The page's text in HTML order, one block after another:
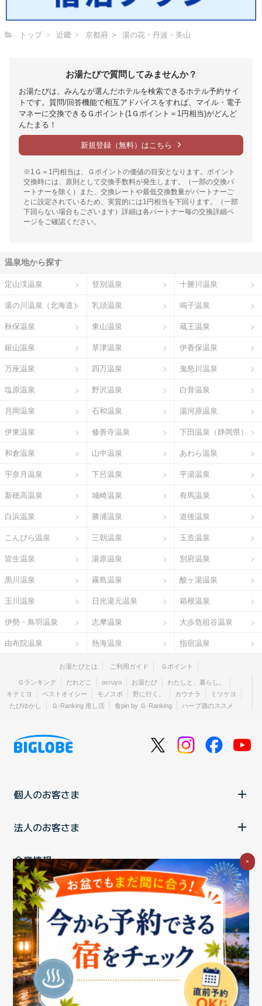
トップ 近畿 京都府 湯の花・丹波・美山
お湯たびで質問してみませんか？
お湯たびは、みんなが選んだホテルを検索できるホテル予約サイ
トです。質問/回答機能で相互アドバイスをすれば、マイル・電子
マネーに交換できるＧポイント(1Ｇポイント＝1円相当)がどんど
んたまる！
新規登録（無料）はこちら
※1Ｇ＝1円相当は、Ｇポイントの価値の目安となります。ポイント
交換時には、原則として交換手数料が発生します。（一部の交換パ
ートナーを除く）また、交換レートや最低交換数量がパートナーご
とに設定されているため、実質的には1円相当を下回ります。（一部
下回らない場合もございます）詳細は各パートナー毎の交換詳細ペ
ージをご確認ください。
温泉地から探す
定山渓温泉 登別温泉 十勝川温泉
湯の川温泉（北海道） 乳頭温泉 鳴子温泉
秋保温泉 東山温泉 蔵王温泉
銀山温泉 草津温泉 伊香保温泉
万座温泉 四万温泉 鬼怒川温泉
塩原温泉 野沢温泉 白骨温泉
月岡温泉 石和温泉 湯河原温泉
伊東温泉 修善寺温泉 下田温泉（静岡県）
和倉温泉 山中温泉 あわら温泉
宇奈月温泉 下呂温泉 平湯温泉
新穂高温泉 城崎温泉 有馬温泉
白浜温泉 勝浦温泉 道後温泉
こんぴら温泉 三朝温泉 玉造温泉
皆生温泉 湯原温泉 別府温泉
黒川温泉 霧島温泉 酸ヶ湯温泉
玉川温泉 日光湯元温泉 箱根温泉
伊勢・鳥羽温泉 志摩温泉 大歩危祖谷温泉
由布院温泉 熱海温泉 指宿温泉
お湯たびとは ご利用ガイド Ｇポイント
Ｇランキング だれどこ ocruyo お湯たび
わたしと、暮らし。
キテミヨ
ベストオイシー モノスポ 野に行く。 カウナラ
ミツケヨ
たびゆかし
Ｇ-Ranking 推し活 食pin by Ｇ-Ranking ハーブ酒のススメ
個人のお客さま
法人のお客さま
企業情報
ご利用中の方
お問い合わせ消費税の表示 ウェブアクセシビリティの取り組み
個人情報保護ポリシープライバシーポータル
Cookieポリシー
特定商取引法に基づく表記情報セキュリティ基本方針
商標について BIGLOBEトップ
×